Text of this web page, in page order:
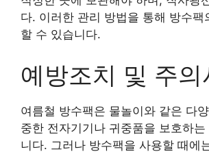
다. 이러한 관리 방법을 통해 방수팩
할 수 있습니다.
예방조치 및 주의
여름철 방수팩은 물놀이와 같은 다
중한 전자기기나 귀중품을 보호하는
니다. 그러나 방수팩을 사용할 때에